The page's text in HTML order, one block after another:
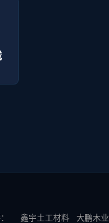
询 →
鑫宇土工材料 大鹏木业